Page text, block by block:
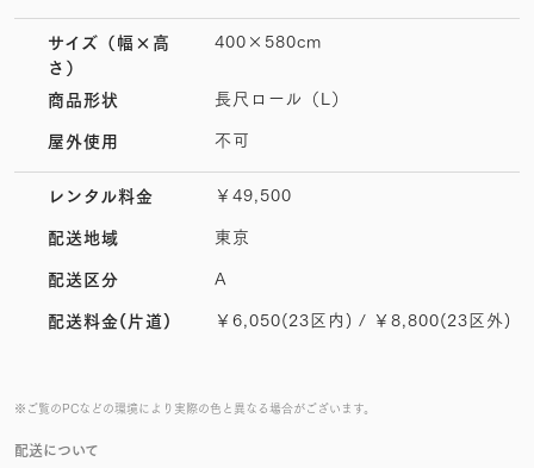
※ご覧のPCなどの環境により実際の色と異なる場合がございます。
配送について
サイズ （幅×高
さ）
400×580cm
商品形状 長尺ロール（L）
屋外使用 不可
レンタル料金 ￥49,500
配送地域 東京
配送区分 A
配送料金(片道) ￥6,050(23区内) / ￥8,800(23区外)